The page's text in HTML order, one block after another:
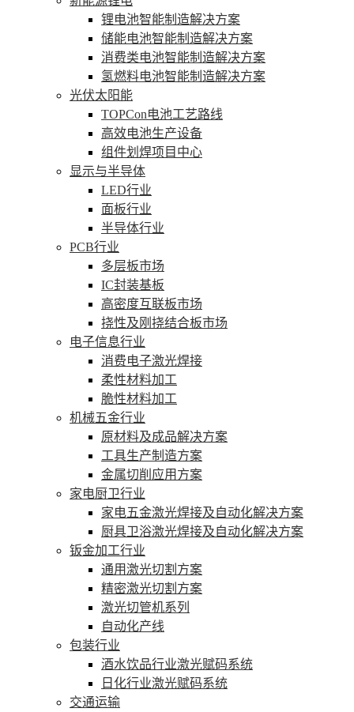
锂电池智能制造解决方案
储能电池智能制造解决方案
消费类电池智能制造解决方案
氢燃料电池智能制造解决方案
光伏太阳能
TOPCon电池工艺路线
高效电池生产设备
组件划焊项目中心
显示与半导体
LED行业
面板行业
半导体行业
PCB行业
多层板市场
IC封装基板
高密度互联板市场
挠性及刚挠结合板市场
电子信息行业
消费电子激光焊接
柔性材料加工
脆性材料加工
机械五金行业
原材料及成品解决方案
工具生产制造方案
金属切削应用方案
家电厨卫行业
家电五金激光焊接及自动化解决方案
厨具卫浴激光焊接及自动化解决方案
钣金加工行业
通用激光切割方案
精密激光切割方案
激光切管机系列
自动化产线
包装行业
酒水饮品行业激光赋码系统
日化行业激光赋码系统
交通运输